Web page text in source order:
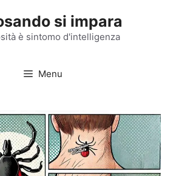
si impara
è sintomo d'intelligenza
Menu